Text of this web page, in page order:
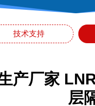
技术支持
产厂家
层